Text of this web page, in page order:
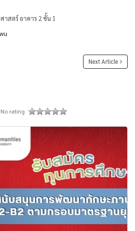
สตร์ อาคาร 2 ชั้น 1
Next Article
No rating